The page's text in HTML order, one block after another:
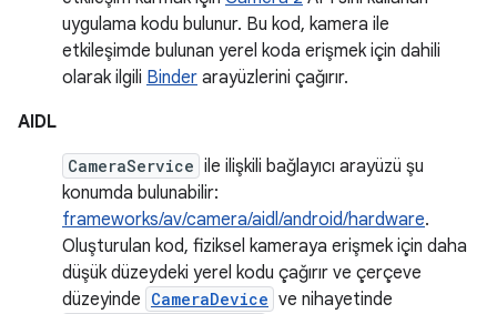
uygulama kodu bulunur. Bu kod, kamera ile
etkileşimde bulunan yerel koda erişmek için dahili
olarak ilgili Binder arayüzlerini çağırır.
AIDL
CameraService ile ilişkili bağlayıcı arayüzü şu
konumda bulunabilir:
frameworks/av/camera/aidl/android/hardware.
Oluşturulan kod, fiziksel kameraya erişmek için daha
düşük düzeydeki yerel kodu çağırır ve çerçeve
düzeyinde CameraDevice ve nihayetinde